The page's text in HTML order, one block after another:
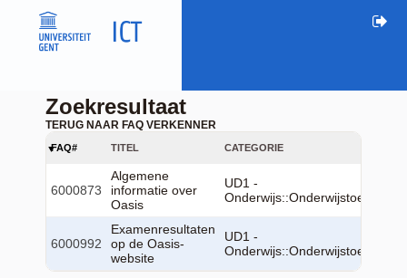
Zoekresultaat
TERUG NAAR FAQ VERKENNER
FAQ# TITEL CATEGORIE
6000873
Algemene
informatie over
Oasis
UD1 -
6000992
Examenresultaten
op de Oasis-
website
UD1 -